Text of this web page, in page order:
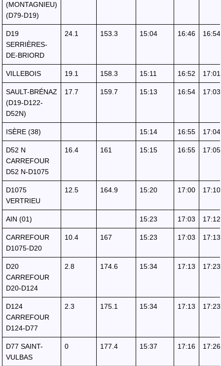
(MONTAGNIEU)
(D79-D19)
D19
SERRIÈRES-
DE-BRIORD
24.1 153.3 15:04 16:46 16:54
VILLEBOIS 19.1 158.3 15:11 16:52 17:01
SAULT-BRÉNAZ
(D19-D122-
D52N)
17.7 159.7 15:13 16:54 17:03
ISÈRE (38) 15:14 16:55 17:04
D52 N
CARREFOUR
D52 N-D1075
16.4 161 15:15 16:55 17:05
D1075
VERTRIEU
12.5 164.9 15:20 17:00 17:10
AIN (01) 15:23 17:03 17:12
CARREFOUR
D1075-D20
10.4 167 15:23 17:03 17:13
D20
CARREFOUR
D20-D124
2.8 174.6 15:34 17:13 17:23
D124
CARREFOUR
D124-D77
2.3 175.1 15:34 17:13 17:23
D77 SAINT-
VULBAS
0 177.4 15:37 17:16 17:26